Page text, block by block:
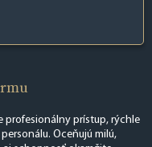
profesionálny prístup, rýchle
Oceňujú milú,